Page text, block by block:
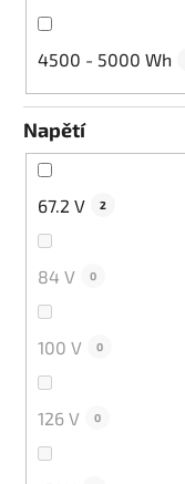
4500 - 5000 Wh
Napětí
67.2 V 2
84 V 0
100 V 0
126 V 0